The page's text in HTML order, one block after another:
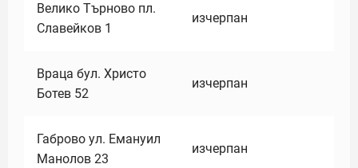
Велико Търново пл.
Славейков 1
изчерпан
Враца бул. Христо
Ботев 52
изчерпан
Габрово ул. Емануил
Манолов 23
изчерпан